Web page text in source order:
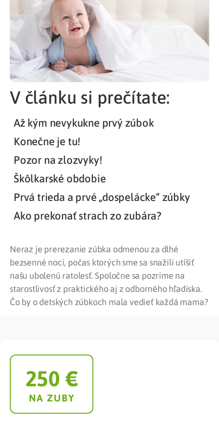
V článku si prečítate:
Až kým nevykukne prvý zúbok
Konečne je tu!
Pozor na zlozvyky!
Škôlkarské obdobie
Prvá trieda a prvé „dospelácke“ zúbky
Ako prekonať strach zo zubára?
Neraz je prerezanie zúbka odmenou za dlhé
bezsenné noci, počas ktorých sme sa snažili utíšiť
našu ubolenú ratolesť. Spoločne sa pozrime na
starostlivosť z praktického aj z odborného hľadiska.
Čo by o detských zúbkoch mala vedieť každá mama?
NA ZUBY
250 €